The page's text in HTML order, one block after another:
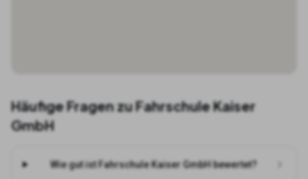
Häufige Fragen zuFahrschule Kaiser
GmbH
Wie gut ist Fahrschule Kaiser GmbH bewertet?